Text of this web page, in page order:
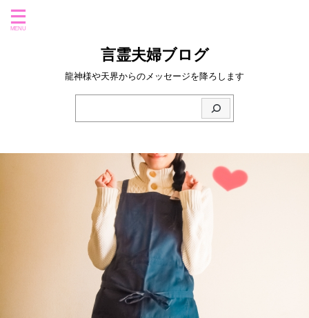
言霊夫婦ブログ
龍神様や天界からのメッセージを降ろします